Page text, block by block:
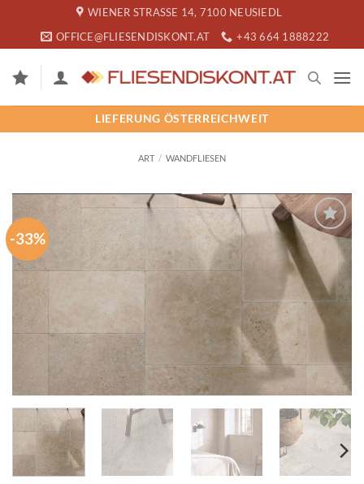
springen
WIENER STRASSE 14, 7100 NEUSIEDL
OFFICE@FLIESENDISKONT.AT
+43 664 1888222
LIEFERUNG ÖSTERREICHWEIT
ART / WANDFLIESEN
-33%
SPEICHERN